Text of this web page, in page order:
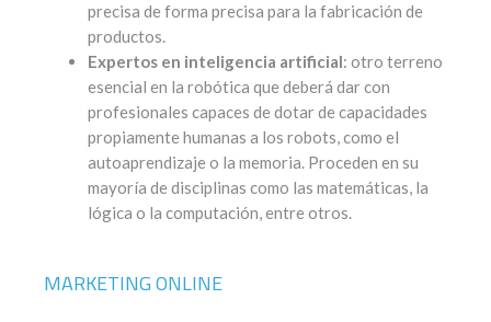
precisa de forma precisa para la fabricación de
productos.
Expertos en inteligencia artificial: otro terreno
esencial en la robótica que deberá dar con
profesionales capaces de dotar de capacidades
propiamente humanas a los robots, como el
autoaprendizaje o la memoria. Proceden en su
mayoría de disciplinas como las matemáticas, la
lógica o la computación, entre otros.
MARKETING ONLINE